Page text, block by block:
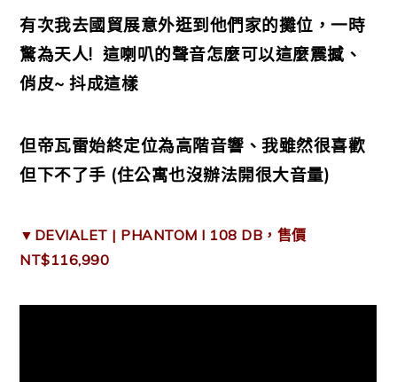
有次我去國貿展意外逛到他們家的攤位，一時
驚為天人! 這喇叭的聲音怎麼可以這麼震撼、
俏皮~ 抖成這樣
但帝瓦雷始終定位為高階音響、我雖然很喜歡
但下不了手 (住公寓也沒辦法開很大音量)
▼DEVIALET | PHANTOM I 108 DB，售價
NT$116,990